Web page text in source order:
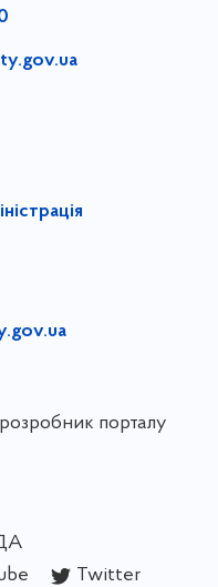
порталу
Twitter